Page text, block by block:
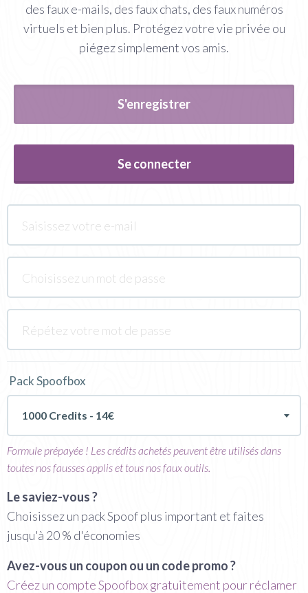
des faux e-mails, des faux chats, des faux numéros
virtuels et bien plus. Protégez votre vie privée ou
piégez simplement vos amis.
S'enregistrer
Se connecter
Pack Spoofbox
1000 Credits - 14€
Formule prépayée ! Les crédits achetés peuvent être utilisés dans
toutes nos fausses applis et tous nos faux outils.
Le saviez-vous ?
Choisissez un pack Spoof plus important et faites
jusqu'à 20 % d'économies
Avez-vous un coupon ou un code promo ?
Créez un compte Spoofbox gratuitement pour réclamer